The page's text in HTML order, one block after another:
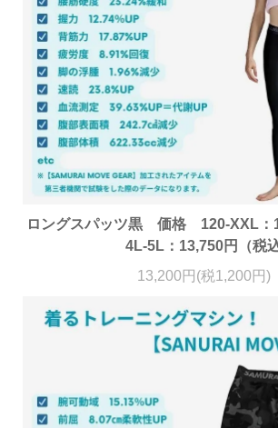
ロングスパッツ黒 価格 120-XXL：
4L-5L：13,750円（税込
13,200円(税1,200円)